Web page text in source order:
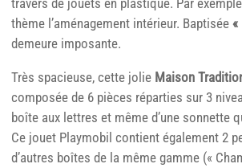
thème l’aménagement intérieur. Baptisée «
demeure imposante.
Très spacieuse, cette jolie Maison
composée de 6 pièces réparties sur 3
boîte aux lettres et même d’une sonnette
Ce jouet Playmobil contient également 2
d’autres boîtes de la même gamme («